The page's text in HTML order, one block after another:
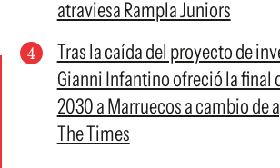
atraviesa Rampla Juniors
Tras la caída del proyecto de
Gianni Infantino ofreció la final
2030 a Marruecos a cambio de
The Times